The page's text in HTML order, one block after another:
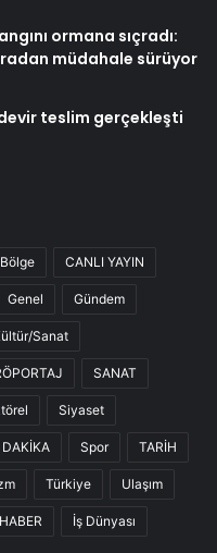
ormana sıçradı:
müdahale sürüyor
devir teslim gerçekleşti
Bölge CANLI YAYIN
Genel Gündem
Sanat
SANAT
Siyaset
Spor TARİH
Türkiye Ulaşım
İş Dünyası